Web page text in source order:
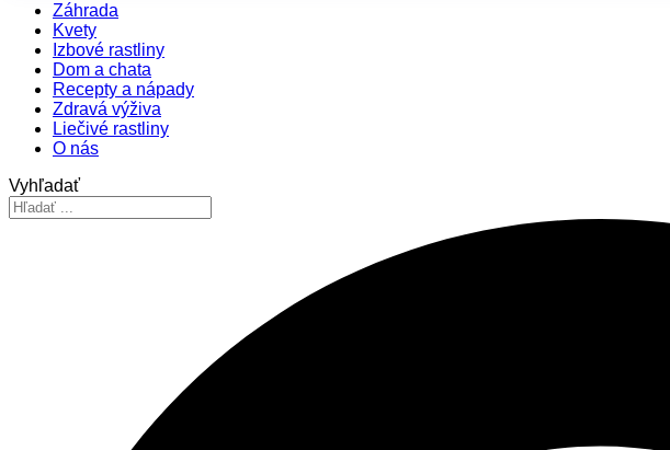
Záhrada
Kvety
Izbové rastliny
Dom a chata
Recepty a nápady
Zdravá výživa
Liečivé rastliny
O nás
Vyhľadať